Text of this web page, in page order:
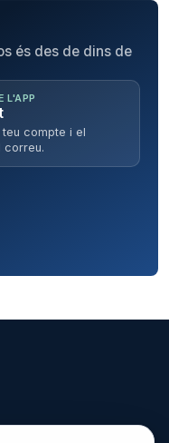
és des de dins de
L'APP
compte i el
correu.